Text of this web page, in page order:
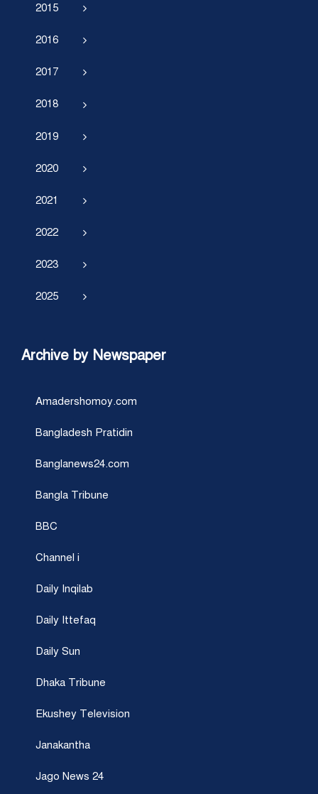
2015
2016
2017
2018
2019
2020
2021
2022
2023
2025
Archive by Newspaper
Amadershomoy.com
Bangladesh Pratidin
Banglanews24.com
Bangla Tribune
BBC
Channel i
Daily Inqilab
Daily Ittefaq
Daily Sun
Dhaka Tribune
Ekushey Television
Janakantha
Jago News 24